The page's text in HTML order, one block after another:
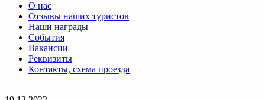
О нас
Отзывы наших туристов
Наши награды
События
Вакансии
Реквизиты
Контакты, схема проезда